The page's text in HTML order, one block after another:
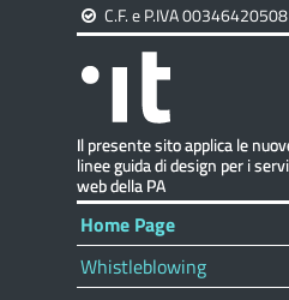
C.F. e P.IVA 00346420508
Home Page
Whistleblowing